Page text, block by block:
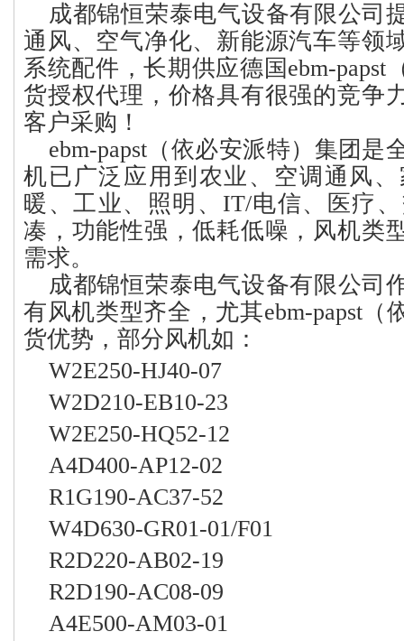
成都锦恒荣泰电气设备有限公司
通风、空气净化、新能源汽车等领
系统配件，长期供应德国ebm-papst
货授权代理，价格具有很强的竞争
客户采购！
ebm-papst （依必安派特）集团是
机已广泛应用到农业、空调通风
暖、工业、照明、 IT/电信、医疗
凑，功能性强，低耗低噪，风机类
需求。
成都锦恒荣泰电气设备有限公司
有风机类型齐全，尤其ebm-papst（
货优势， 部分风机如 ：
W2E250-HJ40-07
W2D210-EB10-23
W2E250-HQ52-12
A4D400-AP12-02
R1G190-AC37-52
W4D630-GR01-01/F01
R2D220-AB02-19
R2D190-AC08-09
A4E500-AM03-01